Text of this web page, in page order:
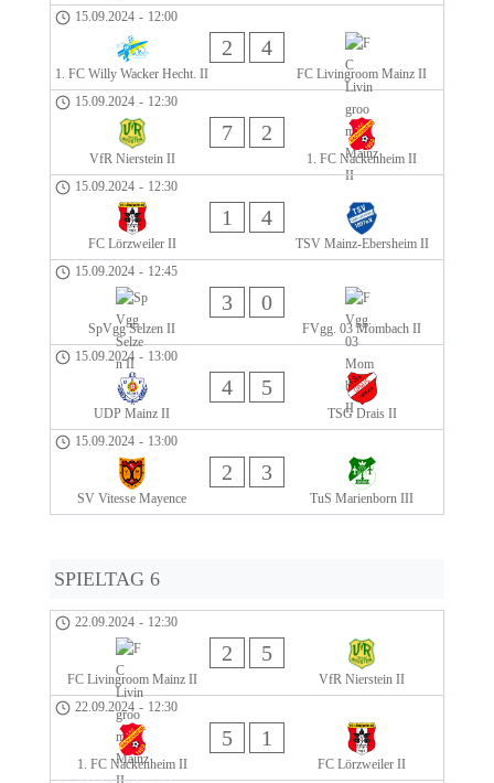
15.09.2024 - 12:00
1. FC Willy Wacker Hecht. II
2 4
FC Livingroom Mainz II
15.09.2024 - 12:30
VfR Nierstein II
7 2
1. FC Nackenheim II
15.09.2024 - 12:30
FC Lörzweiler II
1 4
TSV Mainz-Ebersheim II
15.09.2024 - 12:45
SpVgg Selzen II
3 0
FVgg. 03 Mombach II
15.09.2024 - 13:00
UDP Mainz II
4 5
TSG Drais II
15.09.2024 - 13:00
SV Vitesse Mayence
2 3
TuS Marienborn III
SPIELTAG 6
22.09.2024 - 12:30
FC Livingroom Mainz II
2 5
VfR Nierstein II
22.09.2024 - 12:30
1. FC Nackenheim II
5 1
FC Lörzweiler II